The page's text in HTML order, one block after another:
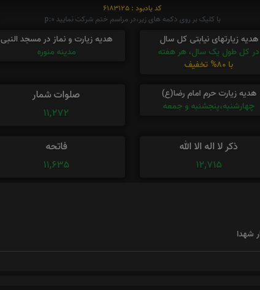
کد یادبود : 6183125
با کلیک بر روی دکمه های زیر،در مراسم ختم شرکت نمایید p:0
هدیه زیارتهای نیابتی کل سال
در کل طول یک سال، هر هفته
با 80% تخفیف
هدیه زیارت و نماز در مسجد النبی
مدینه منوره
هدیه زیارت حرم امام رضا(ع)
چهارشنبه،پنجشنبه و جمعه
صلوات شمار
11,272
ذکر لا اله الا الله
12,715
فاتحه
11,635
شهدا